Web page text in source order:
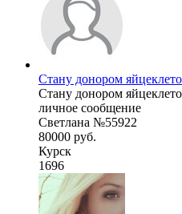
Стану донором
Стану донором
личное сообщение
Светлана №55922
80000 руб.
Курск
1696